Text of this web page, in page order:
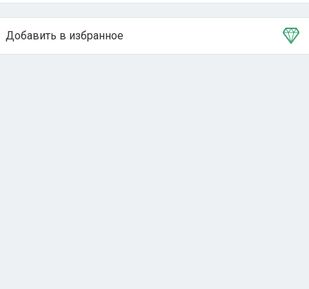
Добавить в избранное
Тема в избранном